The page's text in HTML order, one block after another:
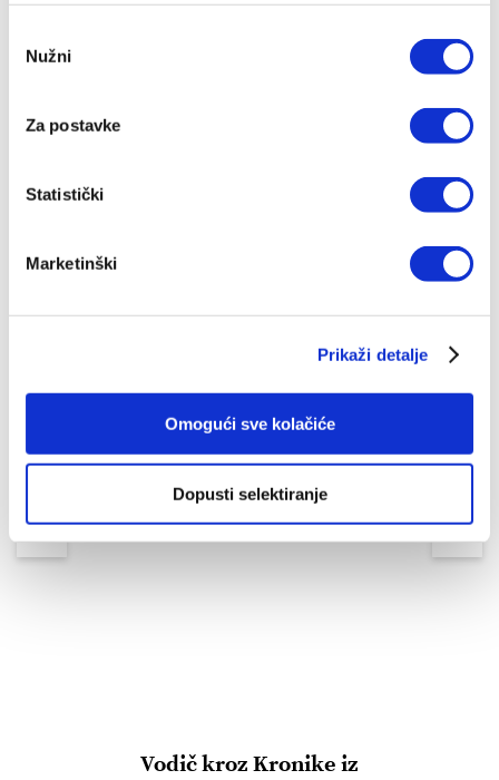
pristanka
Nužni
Za postavke
Statistički
Marketinški
Prikaži detalje
Omogući sve kolačiće
Dopusti selektiranje
Vodič kroz Kronike iz